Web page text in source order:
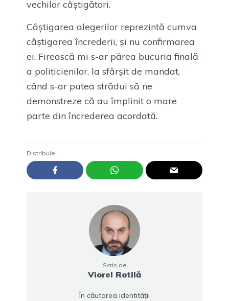
vechilor câștigători.
Câștigarea alegerilor reprezintă cumva
câștigarea încrederii, și nu confirmarea
ei. Firească mi s-ar părea bucuria finală
a politicienilor, la sfârșit de mandat,
când s-ar putea strădui să ne
demonstreze că au împlinit o mare
parte din încrederea acordată.
Distribuie
Scris de
Viorel Rotilă
În căutarea identității